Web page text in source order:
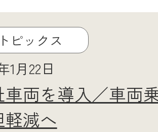
トピックス
1月22日
車両を導入／車両
軽減へ